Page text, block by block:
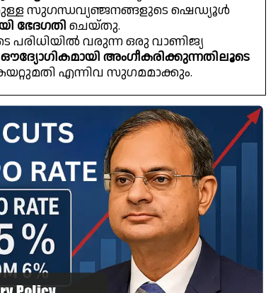
സുഗന്ധവ്യഞ്ജനങ്ങളുടെ ഷെഡ്യൂൾ
ഭേദഗതിചെയ്തു.
വരുന്ന ഒരു വാണിജ്യ
അംഗീകരിക്കുന്നതിലൂടെ
എന്നിവ സുഗമമാക്കും.